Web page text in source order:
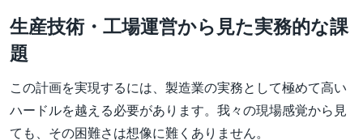
生産技術・工場運営から見た実務的な課
題
この計画を実現するには、製造業の実務として極めて高い
ハードルを越える必要があります。我々の現場感覚から見
ても、その困難さは想像に難くありません。